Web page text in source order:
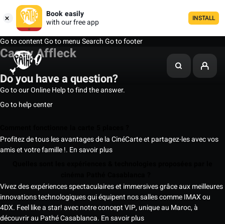
Book easily
with our free app
INSTALL
Go to contentGo to menuSearchGo to footer
Casey Affleck
Do you have a question?
Go to our Online Help to find the answer.
Go to help center
Profitez de tous les avantages de la CinéCarte et partagez-les avec vos
amis et votre famille !. En savoir plus
Vivez des expériences spectaculaires et immersives grâce aux meilleures
innovations technologiques qui équipent nos salles comme IMAX ou
4DX. Feel like a star! avec notre concept VIP, unique au Maroc, à
découvrir au Pathé Casablanca. En savoir plus